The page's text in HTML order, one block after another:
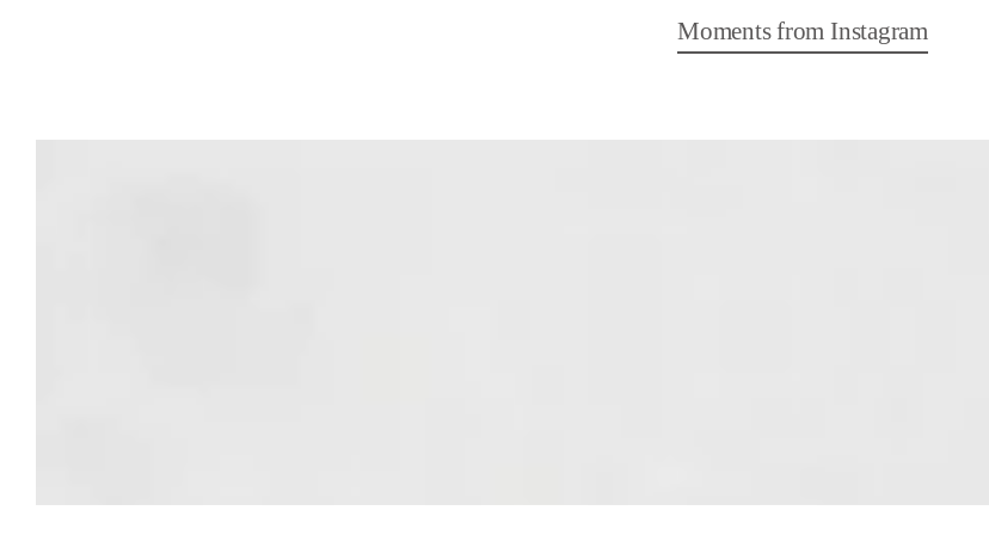
Moments from Instagram